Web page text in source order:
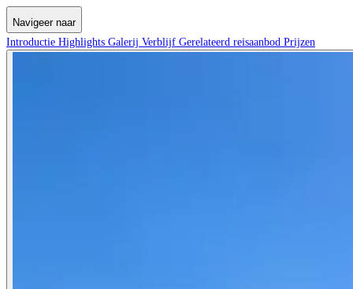
Navigeer naar
Introductie Highlights Galerij Verblijf Gerelateerd reisaanbod Prijzen